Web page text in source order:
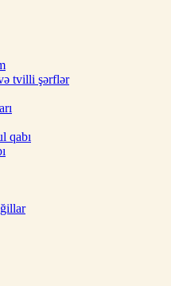
tvilli şərflər
qabı